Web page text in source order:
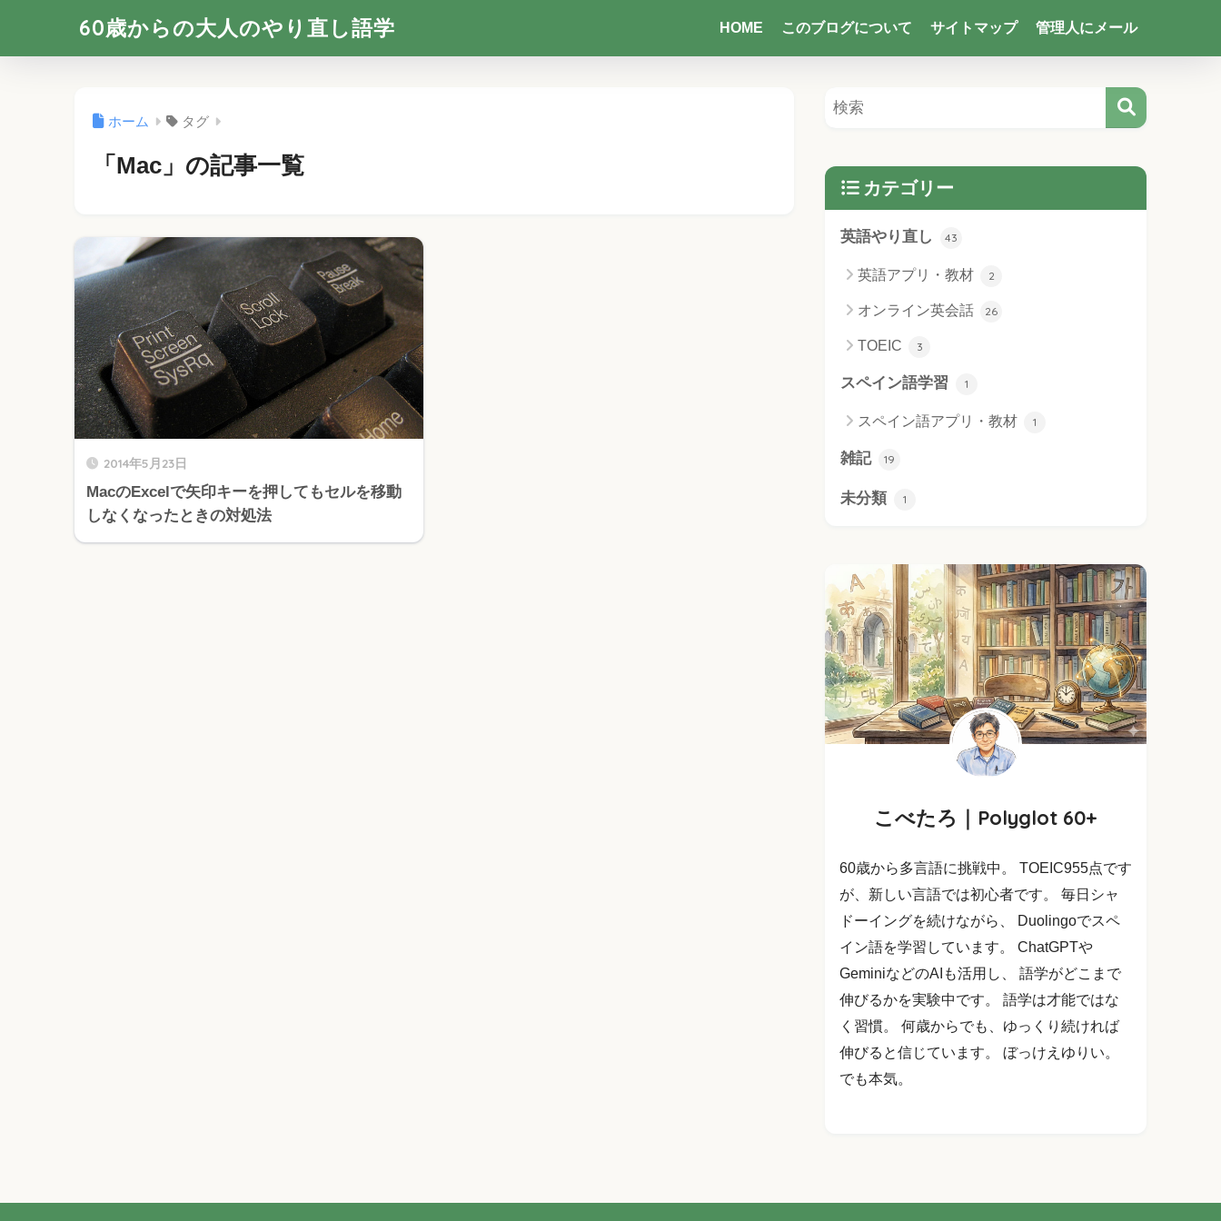
60歳からの大人のやり直し語学 HOME このブログについて サイトマップ 管理人にメール
ホーム タグ
「Mac」の記事一覧
2014年5月23日
MacのExcelで矢印キーを押してもセルを移動
しなくなったときの対処法
カテゴリー
英語やり直し 43
英語アプリ・教材 2
オンライン英会話 26
TOEIC 3
スペイン語学習 1
スペイン語アプリ・教材 1
雑記 19
未分類 1
こべたろ｜Polyglot 60+
60歳から多言語に挑戦中。 TOEIC955点です
が、新しい言語では初心者です。 毎日シャ
ドーイングを続けながら、 Duolingoでスペ
イン語を学習しています。 ChatGPTや
GeminiなどのAIも活用し、 語学がどこまで
伸びるかを実験中です。 語学は才能ではな
く習慣。 何歳からでも、ゆっくり続ければ
伸びると信じています。 ぼっけえゆりい。
でも本気。